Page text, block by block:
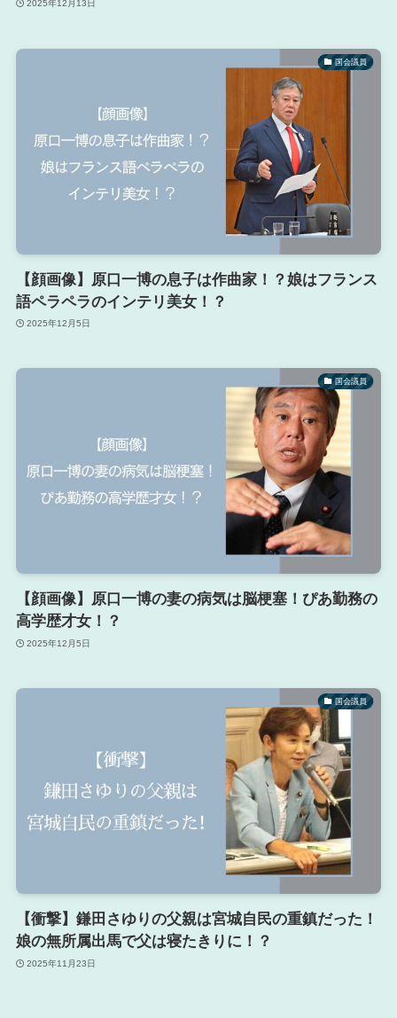
2025年12月13日
国会議員
【顔画像】原口一博の息子は作曲家！？娘はフランス
語ペラペラのインテリ美女！？
2025年12月5日
国会議員
【顔画像】原口一博の妻の病気は脳梗塞！ぴあ勤務の
高学歴才女！？
2025年12月5日
国会議員
【衝撃】鎌田さゆりの父親は宮城自民の重鎮だった！
娘の無所属出馬で父は寝たきりに！？
2025年11月23日